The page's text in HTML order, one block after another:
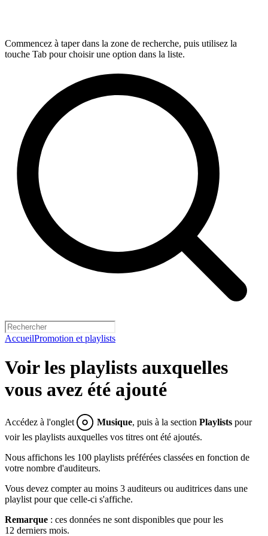
Commencez à taper dans la zone de recherche, puis utilisez la
touche Tab pour choisir une option dans la liste.
AccueilPromotion et playlists
Voir les playlists auxquelles
vous avez été ajouté
Accédez à l'onglet Musique, puis à la section Playlists pour
voir les playlists auxquelles vos titres ont été ajoutés.
Nous affichons les 100 playlists préférées classées en fonction de
votre nombre d'auditeurs.
Vous devez compter au moins 3 auditeurs ou auditrices dans une
playlist pour que celle-ci s'affiche.
Remarque : ces données ne sont disponibles que pour les
12 derniers mois.